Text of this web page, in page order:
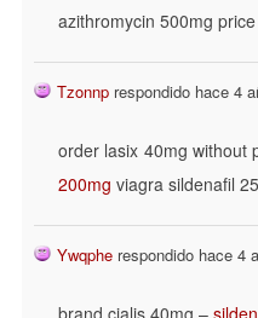
azithromycin 500mg price
Tzonnp respondido hace 4
order lasix 40mg without
200mg viagra sildenafil
Ywqphe respondido hace 4
brand cialis 40mg –